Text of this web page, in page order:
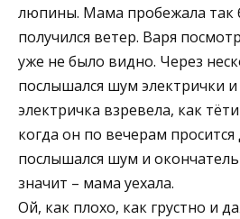
люпины. Мама пробежала так
получился ветер. Варя
уже не было видно. Через
послышался шум электрички
электричка взревела, как
когда он по вечерам
послышался шум и
значит – мама уехала.
Ой, как плохо, как грустно и